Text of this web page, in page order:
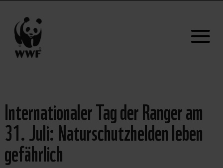
Internationaler Tag der Ranger am
31. Juli: Naturschutzhelden leben
gefährlich